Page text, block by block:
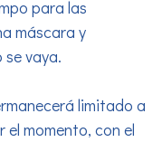
para las
máscara y
vaya.
limitado a
el momento, con el